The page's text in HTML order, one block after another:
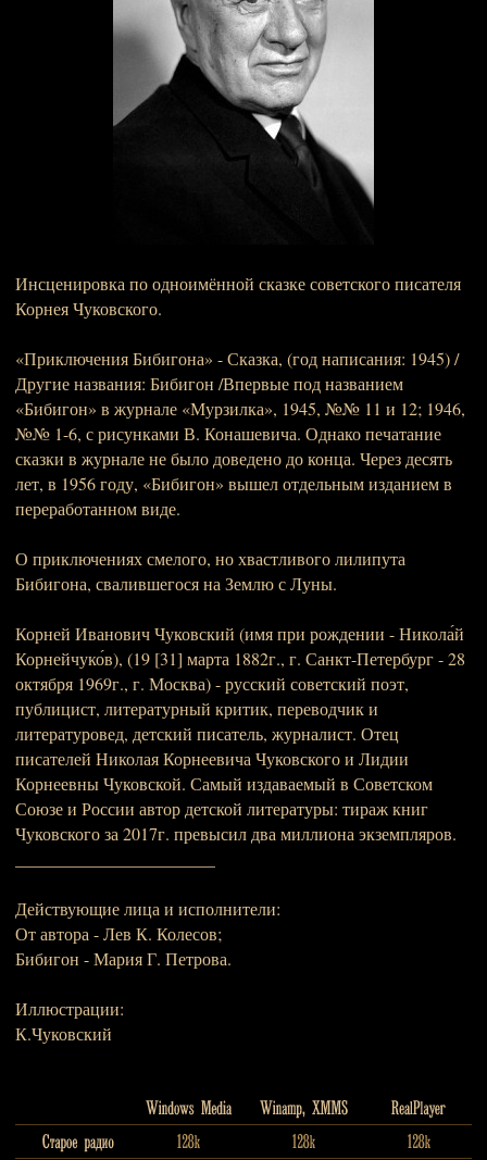
Инсценировка по одноимённой сказке советского писателя
Корнея Чуковского.
«Приключения Бибигона» - Сказка, (год написания: 1945) /
Другие названия: Бибигон /Впервые под названием
«Бибигон» в журнале «Мурзилка», 1945, №№ 11 и 12; 1946,
№№ 1-6, с рисунками В. Конашевича. Однако печатание
сказки в журнале не было доведено до конца. Через десять
лет, в 1956 году, «Бибигон» вышел отдельным изданием в
переработанном виде.
О приключениях смелого, но хвастливого лилипута
Бибигона, свалившегося на Землю с Луны.
Корней Иванович Чуковский (имя при рождении - Никола́й
Корнейчуко́в), (19 [31] марта 1882г., г. Санкт-Петербург - 28
октября 1969г., г. Москва) - русский советский поэт,
публицист, литературный критик, переводчик и
литературовед, детский писатель, журналист. Отец
писателей Николая Корнеевича Чуковского и Лидии
Корнеевны Чуковской. Самый издаваемый в Советском
Союзе и России автор детской литературы: тираж книг
Чуковского за 2017г. превысил два миллиона экземпляров.
Действующие лица и исполнители:
От автора - Лев К. Колесов;
Бибигон - Мария Г. Петрова.
Иллюстрации:
К.Чуковский